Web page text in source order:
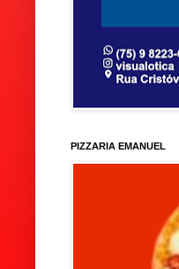
PIZZARIA EMANUEL